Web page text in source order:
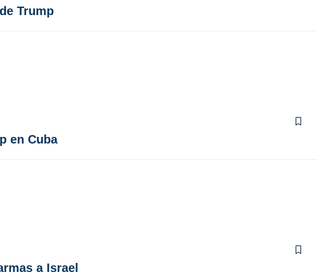
Trump
en Cuba
a Israel